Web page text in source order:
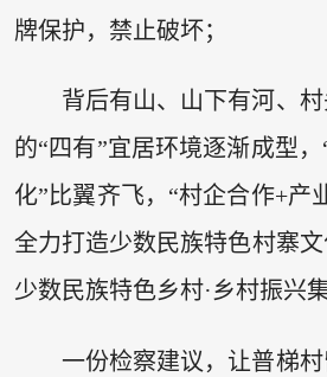
牌保护，禁止破坏；
背后有山、山下有河、
的“四有”宜居环境逐渐成型
化”比翼齐飞，“村企合作+产
全力打造少数民族特色村寨
少数民族特色乡村·乡村振兴
一份检察建议，让普梯